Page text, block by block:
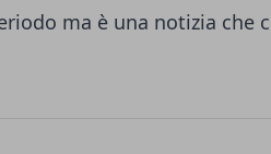
ma è una notizia che